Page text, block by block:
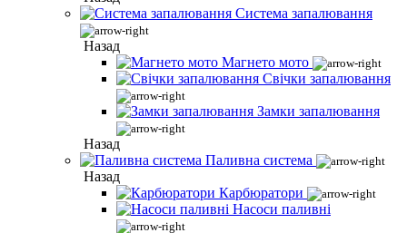
Система запалювання
Назад
Магнето мото
Свічки запалювання
Замки запалювання
Назад
Паливна система
Назад
Карбюратори
Насоси паливні